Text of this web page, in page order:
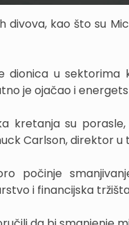
divova, kao što su
dionica u
je ojačao i
kretanja su
Carlson, direktor
počinje
i financijska